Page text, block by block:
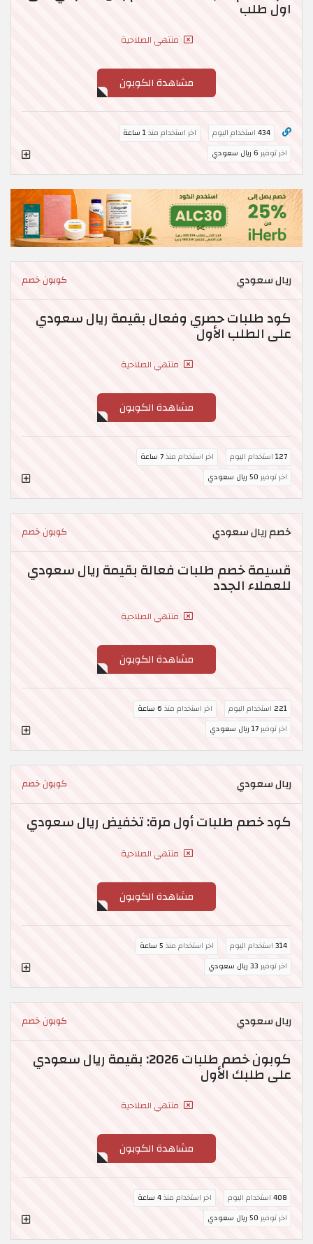
اول طلب
منتهي الصلاحية
مشاهدة الكوبون
434 استخدام اليوم اخر استخدام منذ1 ساعة
اخر توفير 6 ريال سعودي
ريال سعودي كوبون خصم
كود طلبات حصري وفعال بقيمة ريال سعودي
على الطلب الأول
منتهي الصلاحية
مشاهدة الكوبون
127 استخدام اليوم اخر استخدام منذ7 ساعة
اخر توفير 50 ريال سعودي
خصم ريال سعودي كوبون خصم
قسيمة خصم طلبات فعالة بقيمة ريال سعودي
للعملاء الجدد
منتهي الصلاحية
مشاهدة الكوبون
221 استخدام اليوم اخر استخدام منذ 6 ساعة
اخر توفير17 ريال سعودي
ريال سعودي كوبون خصم
كود خصم طلبات أول مرة: تخفيض ريال سعودي
منتهي الصلاحية
مشاهدة الكوبون
314 استخدام اليوم اخر استخدام منذ 5 ساعة
اخر توفير 33 ريال سعودي
ريال سعودي كوبون خصم
كوبون خصم طلبات 2026: بقيمة ريال سعودي
على طلبك الأول
منتهي الصلاحية
مشاهدة الكوبون
408 استخدام اليوم اخر استخدام منذ4 ساعة
اخر توفير 50 ريال سعودي